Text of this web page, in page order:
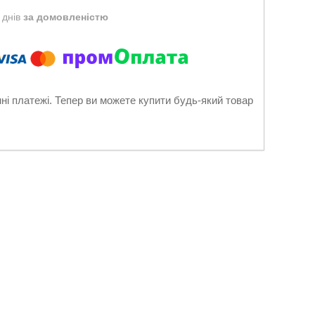
за домовленістю
платежі. Тепер ви можете купити будь-який товар